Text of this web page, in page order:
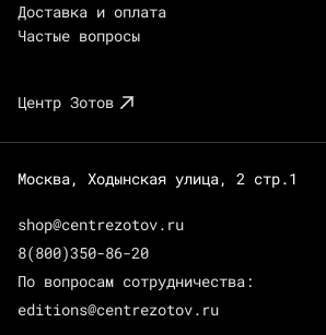
Доставка и оплата
Частые вопросы
Центр Зотов
Москва, Ходынская улица, 2 стр.1
shop@centrezotov.ru
8(800)350-86-20
По вопросам сотрудничества:
editions@centrezotov.ru